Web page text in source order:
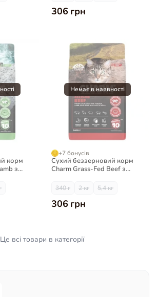
306 грн
корм
з
+7 бонусів
Сухий беззерновий корм
Charm Grass-Fed Beef з
340 г 2 кг 5,4 кг
306 грн
Це всі товари в категорії